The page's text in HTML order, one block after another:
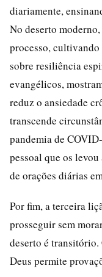
diariamente,
No deserto
processo,
sobre resiliência
evangélicos,
reduz o ansiedade
transcende
pandemia de
pessoal que os
de orações diárias
Por fim, a terceira
prosseguir sem
deserto é
Deus permite